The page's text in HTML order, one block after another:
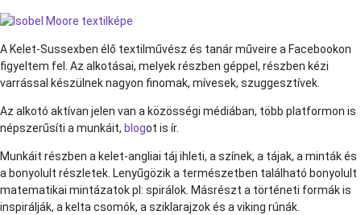
A Kelet-Sussexben élő textilművész és tanár műveire a Facebookon
figyeltem fel. Az alkotásai, melyek részben géppel, részben kézi
varrással készülnek nagyon finomak, mívesek, szuggesztívek.
Az alkotó aktívan jelen van a közösségi médiában, több platformon is
népszerűsíti a munkáit, blogot is ír.
Munkáit részben a kelet-angliai táj ihleti, a színek, a tájak, a minták és
a bonyolult részletek. Lenyűgözik a természetben található bonyolult
matematikai mintázatok pl: spirálok. Másrészt a történeti formák is
inspirálják, a kelta csomók, a sziklarajzok és a viking rúnák.